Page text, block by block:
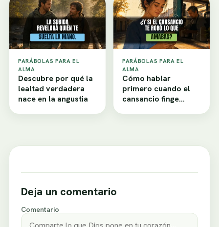
PARÁBOLAS PARA EL
ALMA
Descubre por qué la
lealtad verdadera
nace en la angustia
PARÁBOLAS PARA EL
ALMA
Cómo hablar
primero cuando el
cansancio finge
Deja un comentario
Comentario